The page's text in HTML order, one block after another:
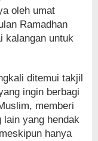
oleh umat
Ramadhan
kalangan untuk
ditemui takjil
ingin berbagi
memberi
lain yang hendak
hanya